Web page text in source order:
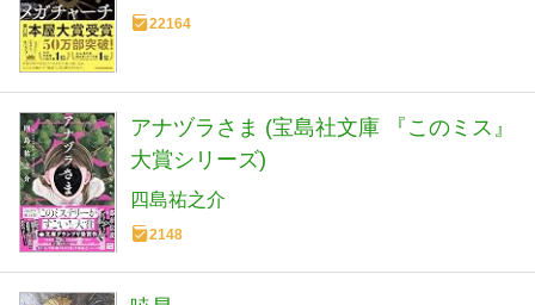
22164
アナヅラさま (宝島社文庫 『このミス』
大賞シリーズ)
四島祐之介
2148